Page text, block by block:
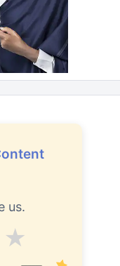
us.
Excellent